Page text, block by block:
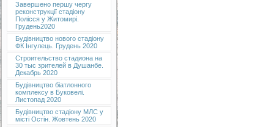
Завершено першу чергу
реконструкції стадіону
Полісся у Житомирі.
Грудень2020
Будівництво нового стадіону
ФК Інгулець. Грудень 2020
Строительство стадиона на
30 тыс зрителей в Душанбе.
Декабрь 2020
Будівництво біатлонного
комплексу в Буковелі.
Листопад 2020
Будівництво стадіону МЛС у
місті Остін. Жовтень 2020